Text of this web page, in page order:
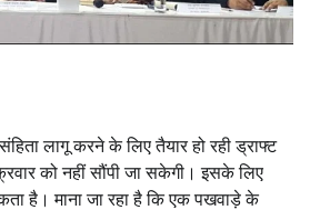
लागू करने के लिए तैयार हो रही ड्राफ्ट
को नहीं सौंपी जा सकेगी। इसके लिए
है। माना जा रहा है कि एक पखवाड़े के